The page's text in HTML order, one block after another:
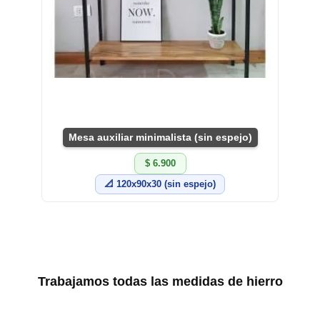
Mesa auxiliar minimalista (sin espejo)
$ 6.900
📐 120x90x30 (sin espejo)
Trabajamos todas las medidas de hierro